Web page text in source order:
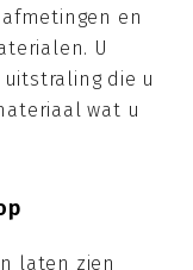
en
U
die u
wat u
laten zien